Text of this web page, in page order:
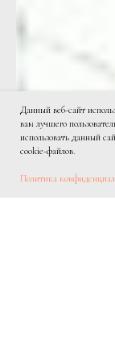
Данный веб-сайт
вам лучшего
использовать данный
cookie-файлов.
Политика